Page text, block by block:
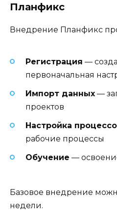
Планфикс
Внедрение Планфикс
Регистрация —
первоначальная
Импорт данных —
проектов
Настройка
рабочие процессы
Обучение —
Базовое внедрение
недели.